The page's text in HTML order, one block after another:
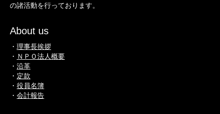
の諸活動を行っております。
About us
・ 理事長挨拶
・ ＮＰＯ法人概要
・ 沿革
・ 定款
・ 役員名簿
・ 会計報告